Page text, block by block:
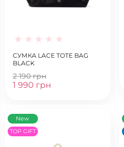
СУМКА LACE TOTE BAG
BLACK
2 190 грн
1 990 грн
New
TOP GIFT